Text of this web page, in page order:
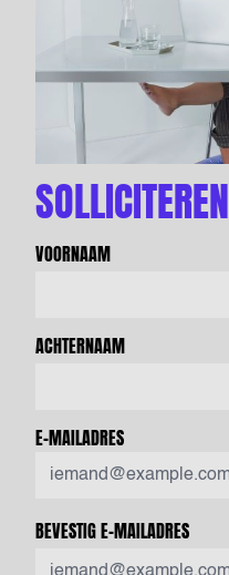
SOLLICITEREN
VOORNAAM
ACHTERNAAM
E-MAILADRES
BEVESTIG E-MAILADRES